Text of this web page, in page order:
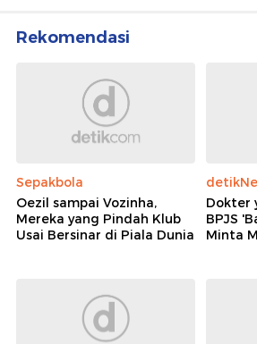
Rekomendasi
Sepakbola
Oezil sampai Vozinha,
Mereka yang Pindah Klub
Usai Bersinar di Piala Dunia
Dokter
BPJS
Minta